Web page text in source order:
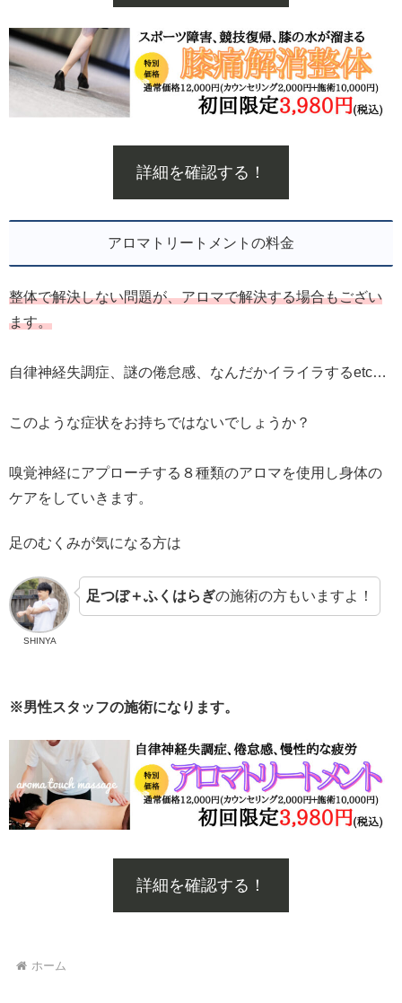
詳細を確認する！
アロマトリートメントの料金
整体で解決しない問題が、アロマで解決する場合もござい
ます。
自律神経失調症、謎の倦怠感、なんだかイライラするetc…
このような症状をお持ちではないでしょうか？
嗅覚神経にアプローチする８種類のアロマを使用し身体の
ケアをしていきます。
足のむくみが気になる方は
SHINYA
足つぼ＋ふくはらぎの施術の方もいますよ！
※男性スタッフの施術になります。
詳細を確認する！
ホーム